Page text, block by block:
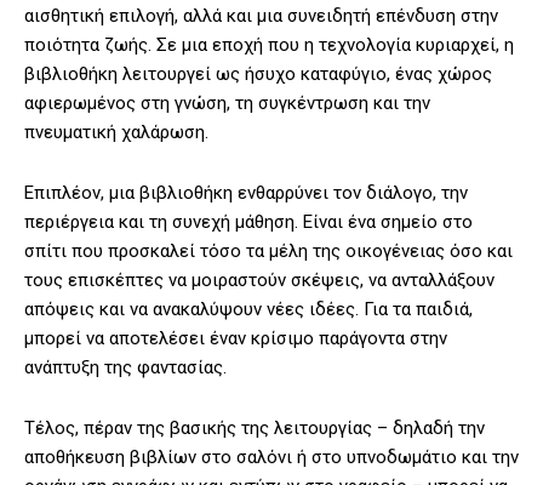
αισθητική επιλογή, αλλά και μια συνειδητή επένδυση στην
ποιότητα ζωής. Σε μια εποχή που η τεχνολογία κυριαρχεί, η
βιβλιοθήκη λειτουργεί ως ήσυχο καταφύγιο, ένας χώρος
αφιερωμένος στη γνώση, τη συγκέντρωση και την
πνευματική χαλάρωση.
Επιπλέον, μια βιβλιοθήκη ενθαρρύνει τον διάλογο, την
περιέργεια και τη συνεχή μάθηση. Είναι ένα σημείο στο
σπίτι που προσκαλεί τόσο τα μέλη της οικογένειας όσο και
τους επισκέπτες να μοιραστούν σκέψεις, να ανταλλάξουν
απόψεις και να ανακαλύψουν νέες ιδέες. Για τα παιδιά,
μπορεί να αποτελέσει έναν κρίσιμο παράγοντα στην
ανάπτυξη της φαντασίας.
Τέλος, πέραν της βασικής της λειτουργίας – δηλαδή την
αποθήκευση βιβλίων στο σαλόνι ή στο υπνοδωμάτιο και την